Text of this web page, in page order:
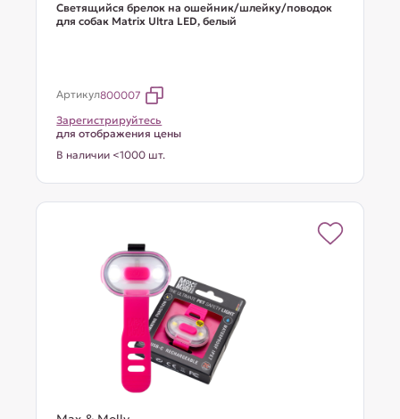
Светящийся брелок на ошейник/шлейку/поводок
для собак Matrix Ultra LED, белый
Артикул800007
Зарегистрируйтесь
для отображения цены
В наличии <1000 шт.